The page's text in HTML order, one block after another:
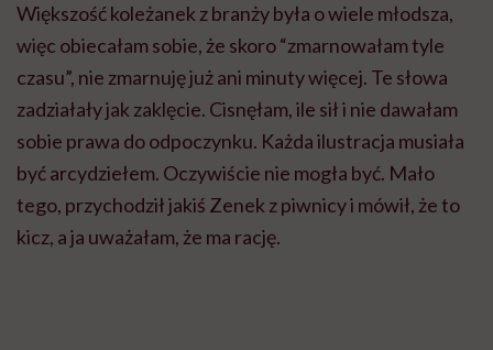
Większość koleżanek z branży była o wiele młodsza,
więc obiecałam sobie, że skoro “zmarnowałam tyle
czasu”, nie zmarnuję już ani minuty więcej. Te słowa
zadziałały jak zaklęcie. Cisnęłam, ile sił i nie dawałam
sobie prawa do odpoczynku. Każda ilustracja musiała
być arcydziełem. Oczywiście nie mogła być. Mało
tego, przychodził jakiś Zenek z piwnicy i mówił, że to
kicz, a ja uważałam, że ma rację.